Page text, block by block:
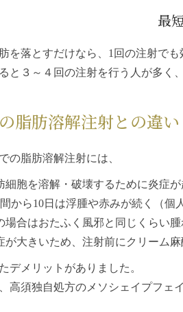
最
を落とすだけなら、1回の注射でも
と３～４回の注射を行う人が多く
脂肪溶解注射との違い
の脂肪溶解注射には、
細胞を溶解・破壊するために炎症
から10日は浮腫や赤みが続く（個
場合はおたふく風邪と同じくらい腫
が大きいため、注射前にクリーム
デメリットがありました。
高須独自処方の メソシェイプフェ